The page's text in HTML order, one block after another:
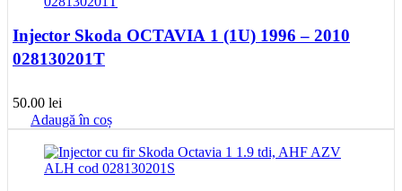
Injector Skoda OCTAVIA 1 (1U) 1996 – 2010
028130201T
50.00 lei
Adaugă în coș